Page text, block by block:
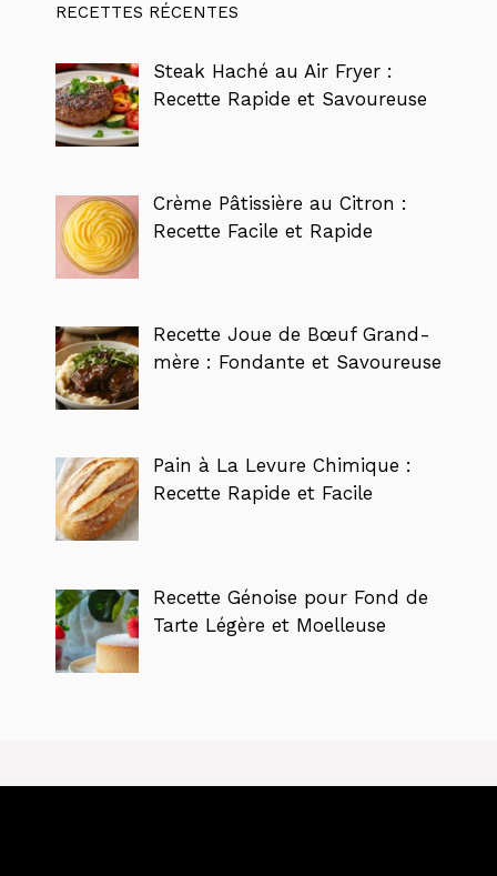
RECETTES RÉCENTES
Steak Haché au Air Fryer :
Recette Rapide et Savoureuse
Crème Pâtissière au Citron :
Recette Facile et Rapide
Recette Joue de Bœuf Grand-
mère : Fondante et Savoureuse
Pain à La Levure Chimique :
Recette Rapide et Facile
Recette Génoise pour Fond de
Tarte Légère et Moelleuse